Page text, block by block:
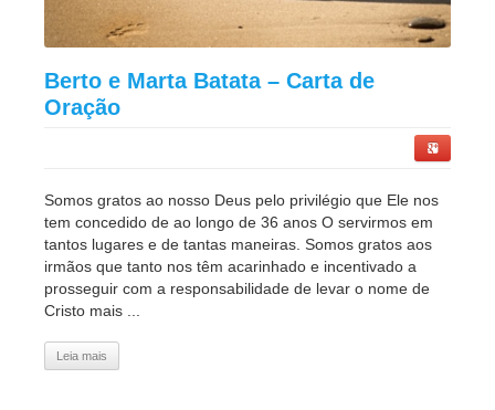
Berto e Marta Batata – Carta de
Oração
Somos gratos ao nosso Deus pelo privilégio que Ele nos
tem concedido de ao longo de 36 anos O servirmos em
tantos lugares e de tantas maneiras. Somos gratos aos
irmãos que tanto nos têm acarinhado e incentivado a
prosseguir com a responsabilidade de levar o nome de
Cristo mais ...
Leia mais